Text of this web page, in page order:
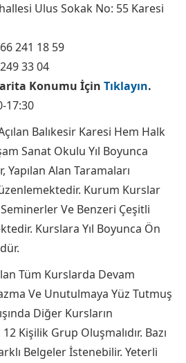
Ulus Sokak No: 55 Karesi
241 18 59
33 04
Konumu İçin Tıklayın.
17:30
Balıkesir Karesi Hem Halk
Sanat Okulu Yıl Boyunca
Alan Taramaları
Kurum Kurslar
Ve Benzeri Çeşitli
Kurslara Yıl Boyunca Ön
Tüm Kurslarda Devam
Ve Unutulmaya Yüz Tutmuş
Diğer Kursların
Kişilik Grup Oluşmalıdır. Bazı
Belgeler İstenebilir. Yeterli